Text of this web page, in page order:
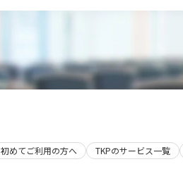
初めてご利用の方へ TKPのサービス一覧